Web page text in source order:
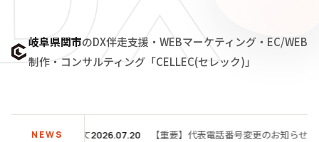
岐阜県関市のDX伴走支援・WEBマーケティング・EC/WEB
制作・コンサルティング「CELLEC(セレック)」
NEWS
につきまして 2026.07.20 【重要】代表電話番号変更のお知らせ